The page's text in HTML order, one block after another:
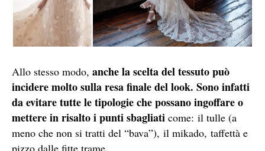
Allo stesso modo, anche la scelta del tessuto può
incidere molto sulla resa finale del look. Sono infatti
da evitare tutte le tipologie che possano ingoffare o
mettere in risalto i punti sbagliati come: il tulle (a
meno che non si tratti del “bava”), il mikado, taffettà e
pizzo dalle fitte trame.